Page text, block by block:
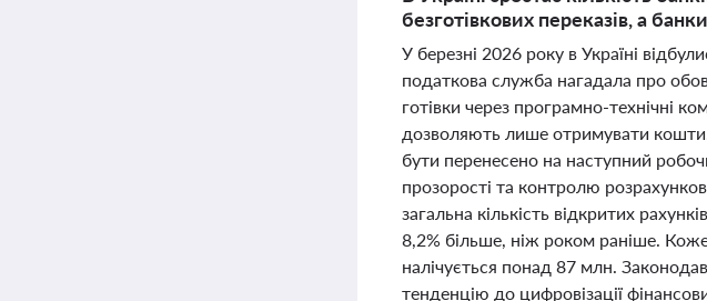
безготівкових переказів, а
У березні 2026 року в Україні
податкова служба нагадала про
готівки через програмно-технічні
дозволяють лише отримувати
бути перенесено на наступний
прозорості та контролю
загальна кількість відкритих
8,2% більше, ніж роком раніше.
налічується понад 87 млн.
тенденцію до цифровізації